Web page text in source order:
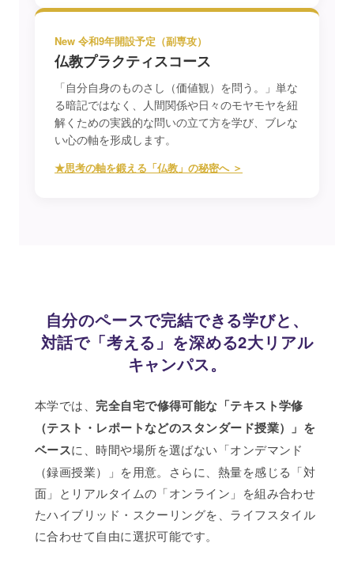
New 令和9年開設予定（副専攻）
仏教プラクティスコース
「自分自身のものさし（価値観）を問う。」単な
る暗記ではなく、人間関係や日々のモヤモヤを紐
解くための実践的な問いの立て方を学び、ブレな
い心の軸を形成します。
★思考の軸を鍛える「仏教」の秘密へ ＞
自分のペースで完結できる学びと、
対話で「考える」を深める2大リアル
キャンパス。
本学では、 完全自宅で修得可能な「テキスト学修
（テスト・レポートなどのスタンダード授業）」を
ベースに、時間や場所を選ばない「オンデマンド
（録画授業）」を用意。さらに、熱量を感じる「対
面」とリアルタイムの「オンライン」を組み合わせ
たハイブリッド・スクーリングを、ライフスタイル
に合わせて自由に選択可能です。